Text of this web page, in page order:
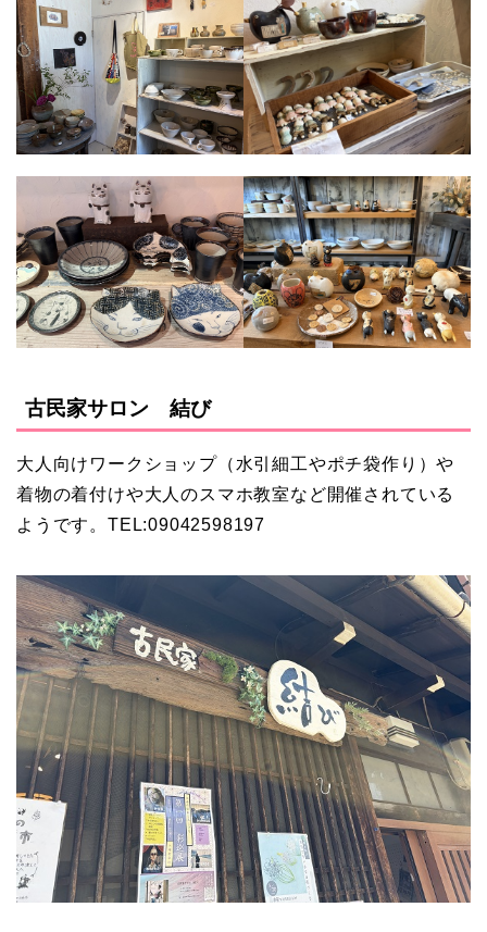
古民家サロン 結び
大人向けワークショップ（水引細工やポチ袋作り）や
着物の着付けや大人のスマホ教室など開催されている
ようです。TEL:09042598197